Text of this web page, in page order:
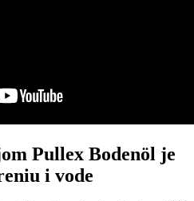
Pullex Bodenöl je
i vode